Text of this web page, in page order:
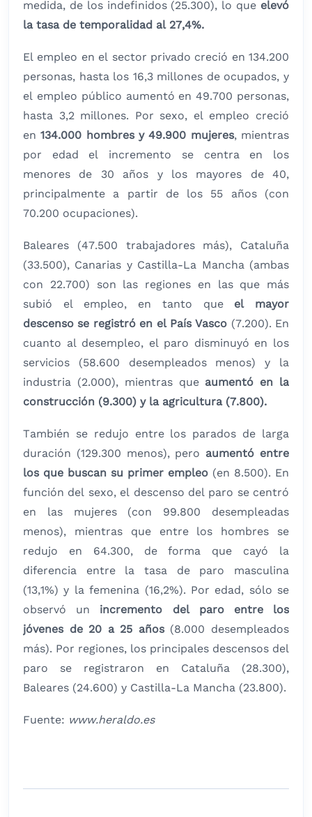
medida, de los indefinidos (25.300), lo que elevó
la tasa de temporalidad al 27,4%.
El empleo en el sector privado creció en 134.200
personas, hasta los 16,3 millones de ocupados, y
el empleo público aumentó en 49.700 personas,
hasta 3,2 millones. Por sexo, el empleo creció
en134.000 hombres y 49.900 mujeres, mientras
por edad el incremento se centra en los
menores de 30 años y los mayores de 40,
principalmente a partir de los 55 años (con
70.200 ocupaciones).
Baleares (47.500 trabajadores más), Cataluña
(33.500), Canarias y Castilla-La Mancha (ambas
con 22.700) son las regiones en las que más
subió el empleo, en tanto queel mayor
descenso se registró en el País Vasco (7.200). En
cuanto al desempleo, el paro disminuyó en los
servicios (58.600 desempleados menos) y la
industria (2.000), mientras queaumentó en la
construcción (9.300) y la agricultura (7.800).
También se redujo entre los parados de larga
duración (129.300 menos), pero aumentó entre
los que buscan su primer empleo (en 8.500). En
función del sexo, el descenso del paro se centró
en las mujeres (con 99.800 desempleadas
menos), mientras que entre los hombres se
redujo en 64.300, de forma que
cayó la
diferencia entre la tasa de paro masculina
(13,1%) y la femenina (16,2%). Por edad, sólo se
observó un incremento del paro entre los
jóvenes de 20 a 25 años(8.000 desempleados
más). Por regiones, los principales descensos del
paro se registraron en Cataluña (28.300),
Baleares (24.600) y Castilla-La Mancha (23.800).
Fuente: www.heraldo.es